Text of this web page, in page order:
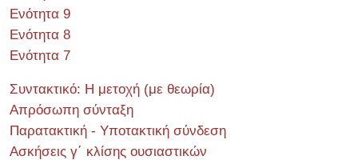
Ενότητα 9
Ενότητα 8
Ενότητα 7
Συντακτικό: Η μετοχή (με θεωρία)
Απρόσωπη σύνταξη
Παρατακτική - Υποτακτική σύνδεση
Ασκήσεις γ΄ κλίσης ουσιαστικών